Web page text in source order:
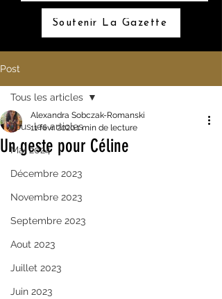
Soutenir La Gazette
Post
Tous les articles
Mai 2024
Décembre 2023
Novembre 2023
Septembre 2023
Aout 2023
Juillet 2023
Juin 2023
Tous les articles
Un geste pour Céline
Alexandra Sobczak-Romanski
11 févr. 20201 min de lecture